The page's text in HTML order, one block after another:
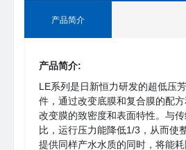
产品简介
产品简介:
LE系列是日新恒力研发的超低压
件，通过改变底膜和复合膜的配方
改变膜的致密度和表面特性。与
比，运行压力能降低1/3，从而使
提供同样产水水质的同时，将能